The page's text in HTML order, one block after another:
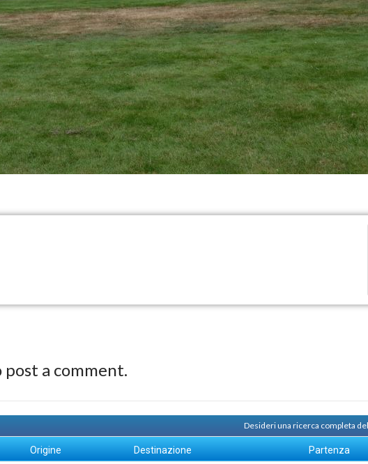
post a comment.
Desideri una ricerca completa
Origine Destinazione Partenza